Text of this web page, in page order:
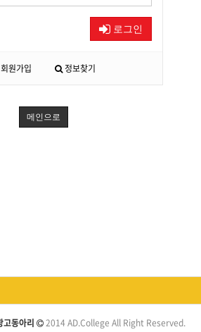
로그인
회원가입 정보찾기
메인으로
고동아리 2014 AD.College All Right Reserved.